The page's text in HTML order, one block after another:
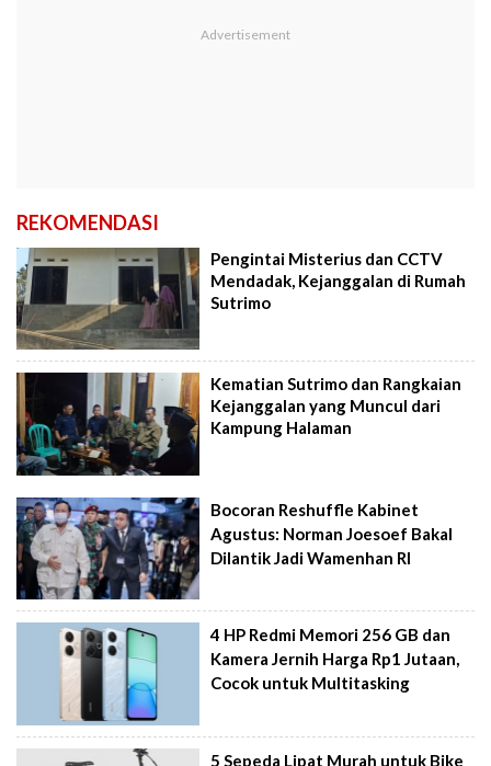
REKOMENDASI
Pengintai Misterius dan CCTV
Mendadak, Kejanggalan di Rumah
Sutrimo
Kematian Sutrimo dan Rangkaian
Kejanggalan yang Muncul dari
Kampung Halaman
Bocoran Reshuffle Kabinet
Agustus: Norman Joesoef Bakal
Dilantik Jadi Wamenhan RI
4 HP Redmi Memori 256 GB dan
Kamera Jernih Harga Rp1 Jutaan,
Cocok untuk Multitasking
5 Sepeda Lipat Murah untuk Bike